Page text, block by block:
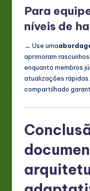
Para
níveis de
→ Use uma
aprimoram
enquanto membros
atualizações
compartilhado